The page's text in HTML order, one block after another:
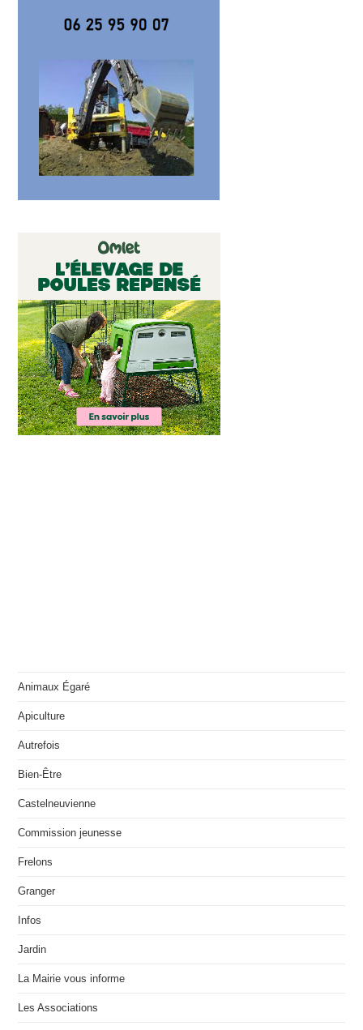
Animaux Égaré
Apiculture
Autrefois
Bien-Être
Castelneuvienne
Commission jeunesse
Frelons
Granger
Infos
Jardin
La Mairie vous informe
Les Associations